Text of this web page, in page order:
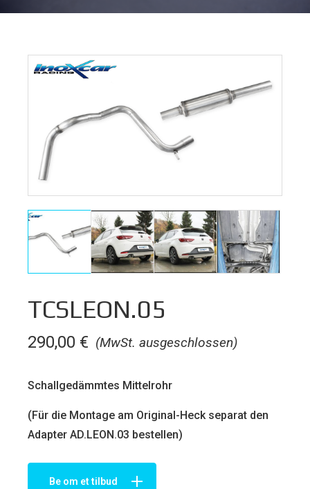
TCSLEON.05
(MwSt. ausgeschlossen)
290,00 €
Schallgedämmtes Mittelrohr
(Für die Montage am Original-Heck separat den
Adapter AD.LEON.03 bestellen)
Be om et tilbud